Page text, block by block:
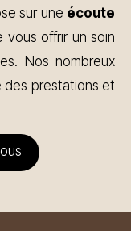
sur une écoute
vous offrir un soin
Nos nombreux
des prestations et